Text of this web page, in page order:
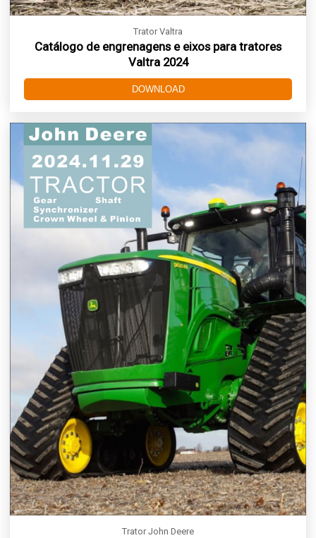
Trator Valtra
Catálogo de engrenagens e eixos para tratores
Valtra 2024
DOWNLOAD
Trator John Deere